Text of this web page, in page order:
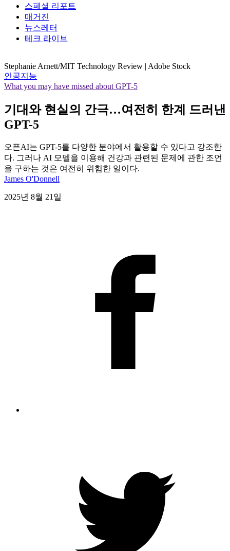
스페셜 리포트
매거진
뉴스레터
테크 라이브
Stephanie Arnett/MIT Technology Review | Adobe Stock
인공지능
What you may have missed about GPT-5
기대와 현실의 간극…여전히 한계 드러낸
GPT-5
오픈AI는 GPT-5를 다양한 분야에서 활용할 수 있다고 강조한
다. 그러나 AI 모델을 이용해 건강과 관련된 문제에 관한 조언
을 구하는 것은 여전히 위험한 일이다.
James O'Donnell
2025년 8월 21일